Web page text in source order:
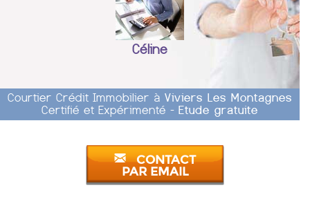
Céline
Courtier Crédit Immobilier à Viviers Les Montagnes
Certifié et Expérimenté - Etude gratuite
CONTACT
PAR EMAIL